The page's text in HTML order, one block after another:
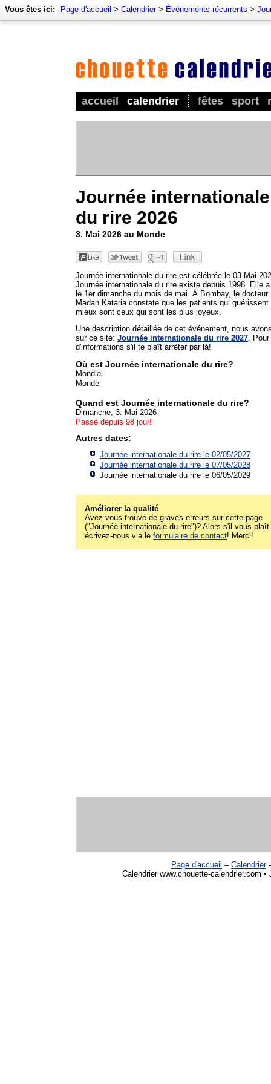
accueil calendrier fêtes sport
Vous êtes ici: Page d'accueil > Calendrier> Événements récurrents >
Journée internationale
du rire 2026
3. Mai 2026 au Monde
Journée internationale du rire est célébrée le 03 Mai
Journée internationale du rire existe depuis 1998. Elle
le 1er dimanche du mois de mai. À Bombay, le docteur
Madan Kataria constate que les patients qui guérissent
mieux sont ceux qui sont les plus joyeux.
Une description détaillée de cet événement, nous
sur ce site: Journée internationale du rire 2027 .
d'informations s'il te plaît arrêter par là!
Où est Journée internationale du rire?
Mondial
Monde
Quand est Journée internationale du rire?
Dimanche, 3. Mai 2026
Passé depuis 98 jour!
Autres dates:
Journée internationale du rire le 02/05/2027
Journée internationale du rire le 07/05/2028
Journée internationale du rire le 06/05/2029
Améliorer la qualité
Avez-vous trouvé de graves erreurs sur cette page
("Journée internationale du rire")? Alors s'il vous plaît
écrivez-nous via le formulaire de contact! Merci!
Page d'accueil – Calendrier
Calendrier www.chouette-calendrier.com